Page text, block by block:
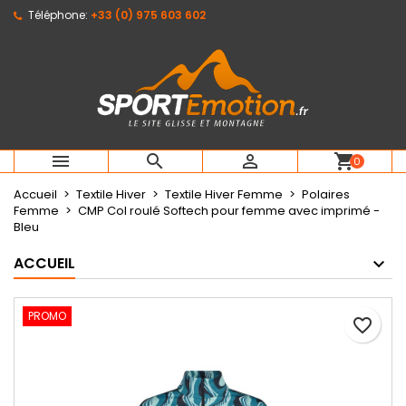
Téléphone: +33 (0) 975 603 602
   shopping_cart0
Accueil Textile Hiver Textile Hiver Femme
Polaires
Femme
CMP Col roulé Softech pour femme avec imprimé -
Bleu
ACCUEIL
PROMO favorite_border
Créer une nouvelle liste
Nom de la liste d'envies
Annuler Créer une liste d'envies
Vous devez être connecté pour ajouter des produits
à votre liste d'envies.
Annuler Connexion